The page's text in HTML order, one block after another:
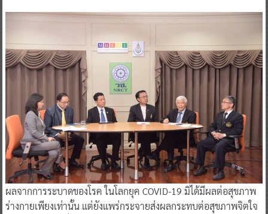
ผลจากการระบาดของโรค ในโลกยุค COVID-19 มิได้มีผลต่อสุขภาพ
ร่างกายเพียงเท่านั้น แต่ยังแพร่กระจายส่งผลกระทบต่อสุขภาพจิตใจ